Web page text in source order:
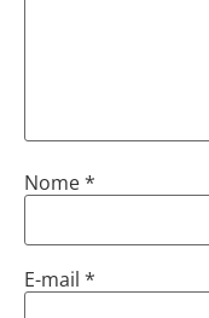
Nome*
E-mail *